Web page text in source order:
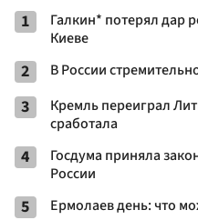
1
Галкин* потерял дар
Киеве
2 В России
3
Кремль переиграл
сработала
4
Госдума приняла
России
5 Ермолаев день: что